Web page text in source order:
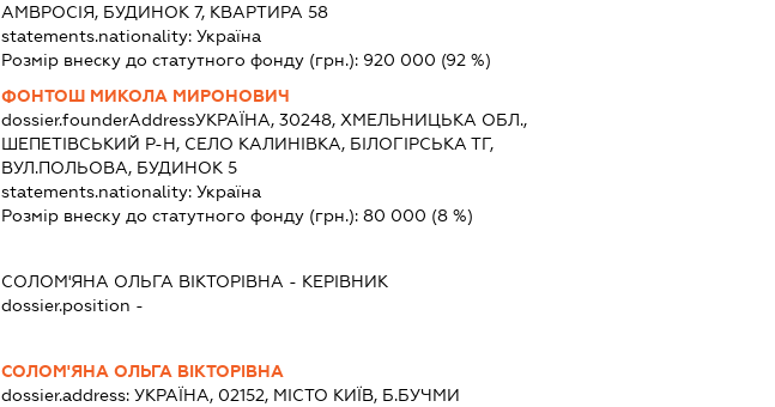
АМВРОСІЯ, БУДИНОК 7, КВАРТИРА 58
statements.nationality:Україна
Розмір внеску до статутного фонду (грн.): 920 000 (92 %)
ФОНТОШ МИКОЛА МИРОНОВИЧ
dossier.founderAddressУКРАЇНА, 30248, ХМЕЛЬНИЦЬКА ОБЛ.,
ШЕПЕТІВСЬКИЙ Р-Н, СЕЛО КАЛИНІВКА, БІЛОГІРСЬКА ТГ,
ВУЛ.ПОЛЬОВА, БУДИНОК 5
statements.nationality:Україна
Розмір внеску до статутного фонду (грн.):80 000 (8 %)
СОЛОМ'ЯНА ОЛЬГА ВІКТОРІВНА - КЕРІВНИК
dossier.position -
СОЛОМ'ЯНА ОЛЬГА ВІКТОРІВНА
dossier.address:УКРАЇНА, 02152, МІСТО КИЇВ, Б.БУЧМИ